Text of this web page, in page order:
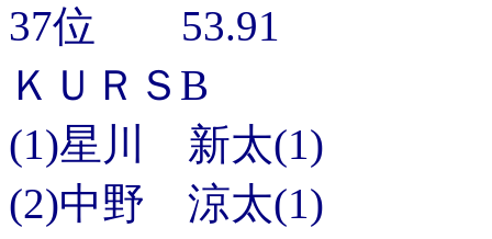
37位 53.91
ＫＵＲＳB
(1)星川 新太(1)
(2)中野 涼太(1)